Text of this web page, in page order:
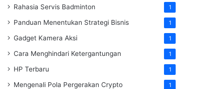
Rahasia Servis Badminton 1
Panduan Menentukan Strategi Bisnis 1
Gadget Kamera Aksi 1
Cara Menghindari Ketergantungan 1
HP Terbaru 1
Mengenali Pola Pergerakan Crypto 1